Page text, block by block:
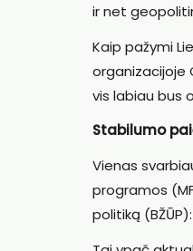
ir net
Kaip pažymi
organizacijoje
vis labiau bus
Stabilumo
Vienas
programos
politiką